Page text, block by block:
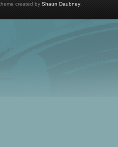
created by Shaun Daubney.